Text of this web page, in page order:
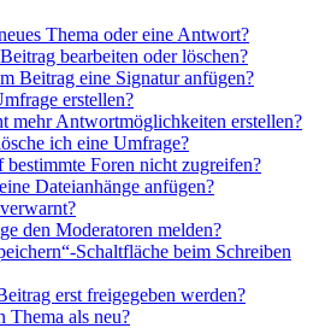
Thema oder eine Antwort?
bearbeiten oder löschen?
Beitrag eine Signatur anfügen?
erstellen?
mehr Antwortmöglichkeiten erstellen?
ich eine Umfrage?
Foren nicht zugreifen?
Dateianhänge anfügen?
den Moderatoren melden?
Schaltfläche beim Schreiben
erst freigegeben werden?
Thema als neu?